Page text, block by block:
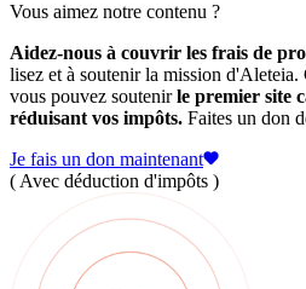
Vous aimez notre contenu ?
Aidez-nous à couvrir les frais de
lisez et à soutenir la mission d'Aleteia.
vous pouvez soutenirle premier site
réduisant vos impôts. Faites un don
Je fais un don maintenant
( Avec déduction d'impôts )